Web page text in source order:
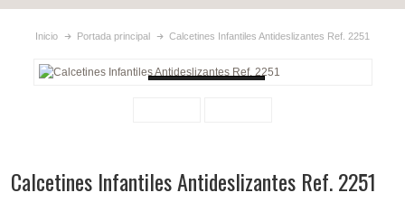
Inicio Portada principal Calcetines Infantiles Antideslizantes Ref. 2251
Calcetines Infantiles Antideslizantes Ref. 2251